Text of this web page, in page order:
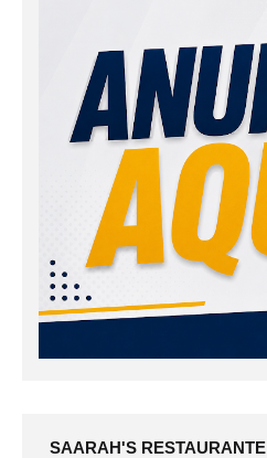
SAARAH'S RESTAURANTE